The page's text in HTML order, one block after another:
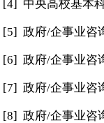
[4] 中央高校基本
[5] 政府/企事业咨
[6] 政府/企事业咨
[7] 政府/企事业咨
[8] 政府/企事业咨